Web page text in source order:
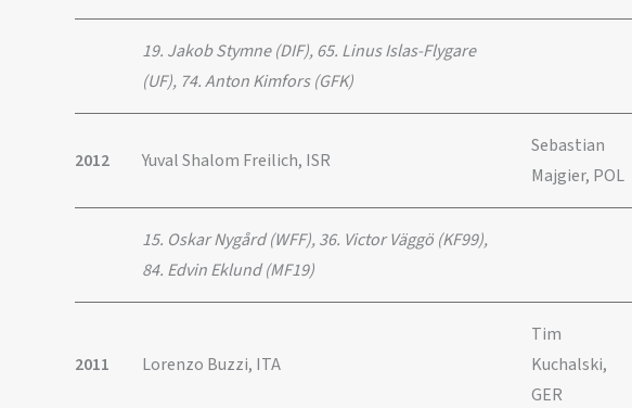
19. Jakob Stymne (DIF), 65. Linus Islas-Flygare
(UF), 74. Anton Kimfors (GFK)
2012 Yuval Shalom Freilich, ISR
Sebastian
Majgier, POL
15. Oskar Nygård (WFF), 36. Victor Väggö (KF99),
84. Edvin Eklund (MF19)
2011 Lorenzo Buzzi, ITA
Tim
Kuchalski,
GER